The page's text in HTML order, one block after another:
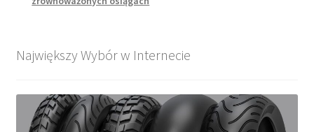
Największy Wybór w Internecie